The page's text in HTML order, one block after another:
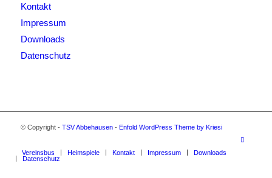
Kontakt
Impressum
Downloads
Datenschutz
© Copyright - TSV Abbehausen- Enfold WordPress Theme by Kriesi
Vereinsbus Heimspiele Kontakt Impressum
Downloads
Datenschutz